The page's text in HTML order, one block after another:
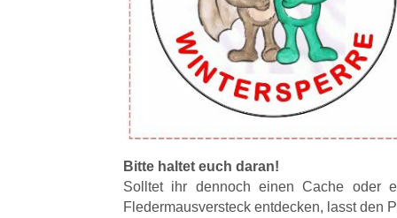
Bitte haltet euch daran!
Solltet ihr dennoch einen Cache oder
Fledermausversteck entdecken, lasst den